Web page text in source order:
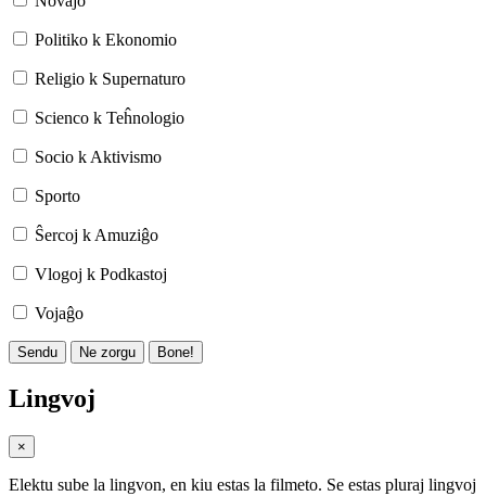
Politiko k Ekonomio
Religio k Supernaturo
Scienco k Teĥnologio
Socio k Aktivismo
Sporto
Ŝercoj k Amuziĝo
Vlogoj k Podkastoj
Vojaĝo
Sendu Ne zorgu Bone!
Lingvoj
×
Elektu sube la lingvon, en kiu estas la filmeto. Se estas pluraj lingvoj